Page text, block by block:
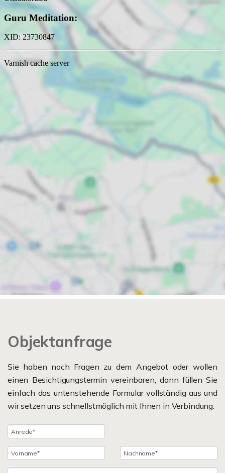
Objektanfrage
Sie haben noch Fragen zu dem Angebot oder wollen
einen Besichtigungstermin vereinbaren, dann füllen Sie
einfach das untenstehende Formular vollständig aus und
wir setzen uns schnellstmöglich mit Ihnen in Verbindung.